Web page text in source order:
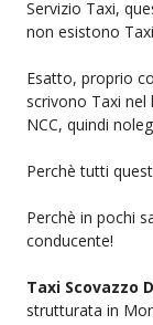
Servizio Taxi,
non esistono
Esatto, proprio
scrivono Taxi
NCC, quindi
Perchè tutti
Perchè in pochi
conducente!
Taxi Scovazzo
strutturata in